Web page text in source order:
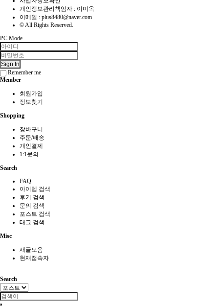
개인정보관리책임자 : 이미옥
이메일 : plus8480@naver.com
© All Rights Reserved.
PC Mode
Sign In
Remember me
Member
회원가입
정보찾기
Shopping
장바구니
주문/배송
개인결제
1:1문의
Search
FAQ
아이템 검색
후기 검색
문의 검색
포스트 검색
태그 검색
Misc
새글모음
현재접속자
Search